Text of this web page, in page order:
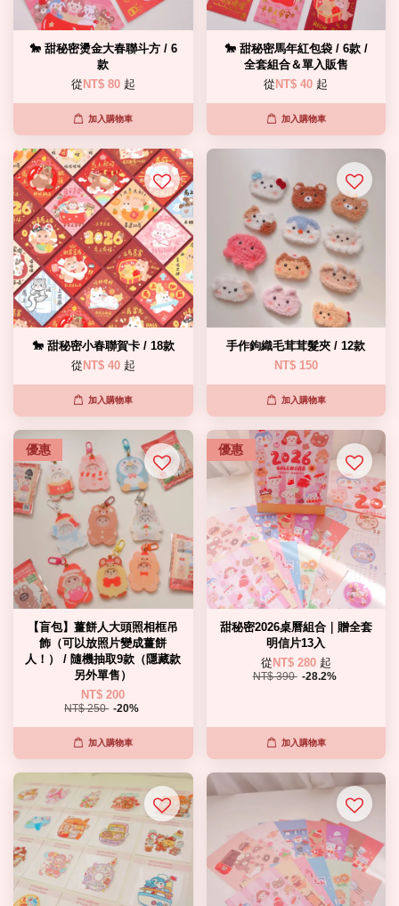
🐎 甜秘密燙金大春聯斗方 / 6
款
從 NT$ 80 起
加入購物車
🐎 甜秘密馬年紅包袋 / 6款 /
全套組合＆單入販售
從 NT$ 40 起
加入購物車
🐎 甜秘密小春聯賀卡 / 18款
從 NT$ 40 起
加入購物車
手作鉤織毛茸茸髮夾 / 12款
NT$ 150
加入購物車
優惠
【盲包】薑餅人大頭照相框吊
飾（可以放照片變成薑餅
人！） / 隨機抽取9款（隱藏款
另外單售）
NT$ 200
NT$ 250 -20%
加入購物車
優惠
甜秘密2026桌曆組合｜贈全套
明信片13入
從 NT$ 280 起
NT$ 390 -28.2%
加入購物車